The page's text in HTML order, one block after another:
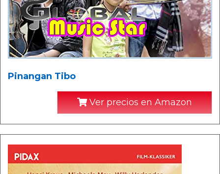
Pinangan Tibo
Ver precios en Amazon